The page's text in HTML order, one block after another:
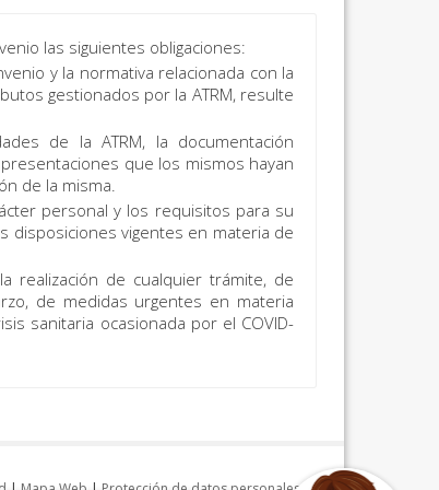
las siguientes obligaciones:
y la normativa relacionada con la
gestionados por la ATRM, resulte
de la ATRM, la documentación
que los mismos hayan
de la misma.
personal y los requisitos para su
disposiciones vigentes en materia de
realización de cualquier trámite, de
de medidas urgentes en materia
sanitaria ocasionada por el COVID-